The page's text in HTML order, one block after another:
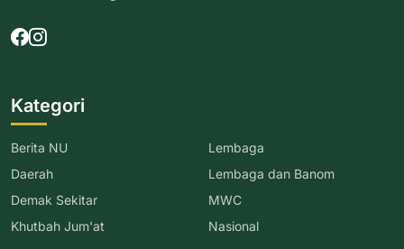
Kategori
Berita NU
Daerah
Demak Sekitar
Khutbah Jum'at
Lembaga
Lembaga dan Banom
MWC
Nasional